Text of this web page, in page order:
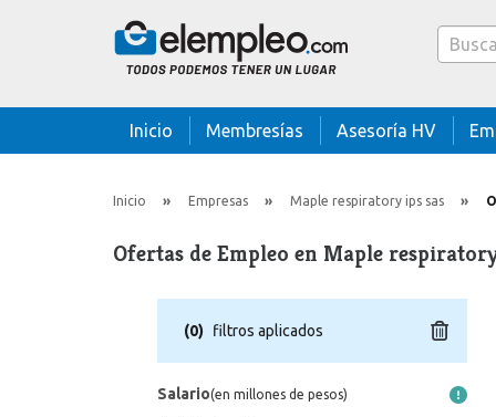
Caja
Inicio Membresías Asesoría HV
Inicio Empresas Maple respiratory ips sas
Ofertas de Empleo en Maple
(0) filtros aplicados
Salario(en millones de pesos)